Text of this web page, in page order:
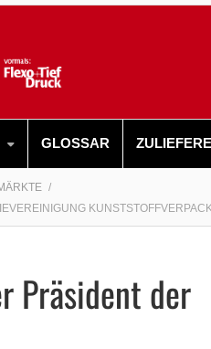
GLOSSAR
Präsident der